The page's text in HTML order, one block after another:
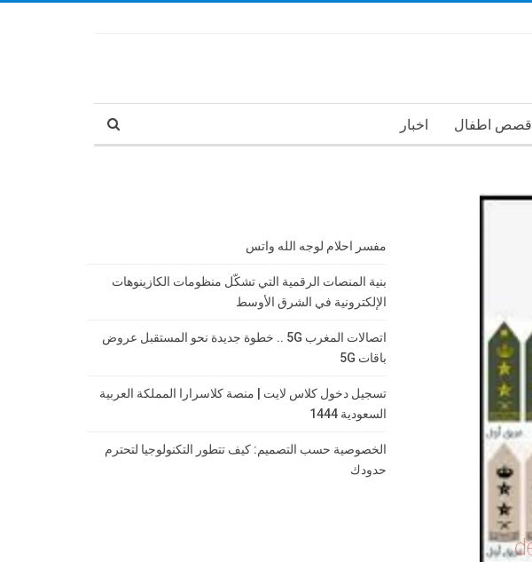
قصص اطفال اخبار
مفسر احلام لوجه الله واتس
بنية المنصات الرقمية التي تشكّل منظومات الكازينوهات
الإلكترونية في الشرق الأوسط
اتصالات المغرب 5G .. خطوة جديدة نحو المستقبل عروض
باقات 5G
تسجيل دخول كلاس لايت | منصة كلاسرارا المملكة العربية
السعودية 1444
الخصوصية حسب التصميم: كيف تتطور التكنولوجيا لتحترم
حدودك